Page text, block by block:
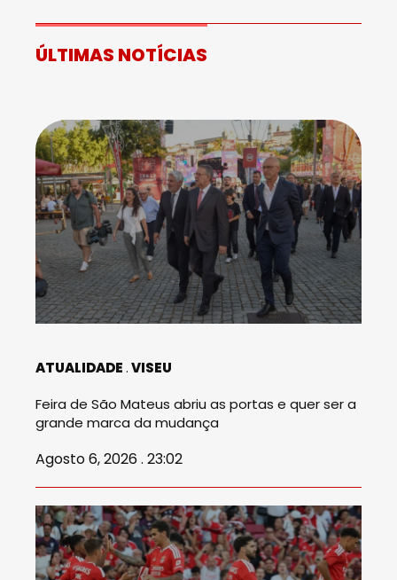
ÚLTIMAS NOTÍCIAS
ATUALIDADE VISEU
Feira de São Mateus abriu as portas e quer ser a
grande marca da mudança
Agosto 6, 2026 . 23:02